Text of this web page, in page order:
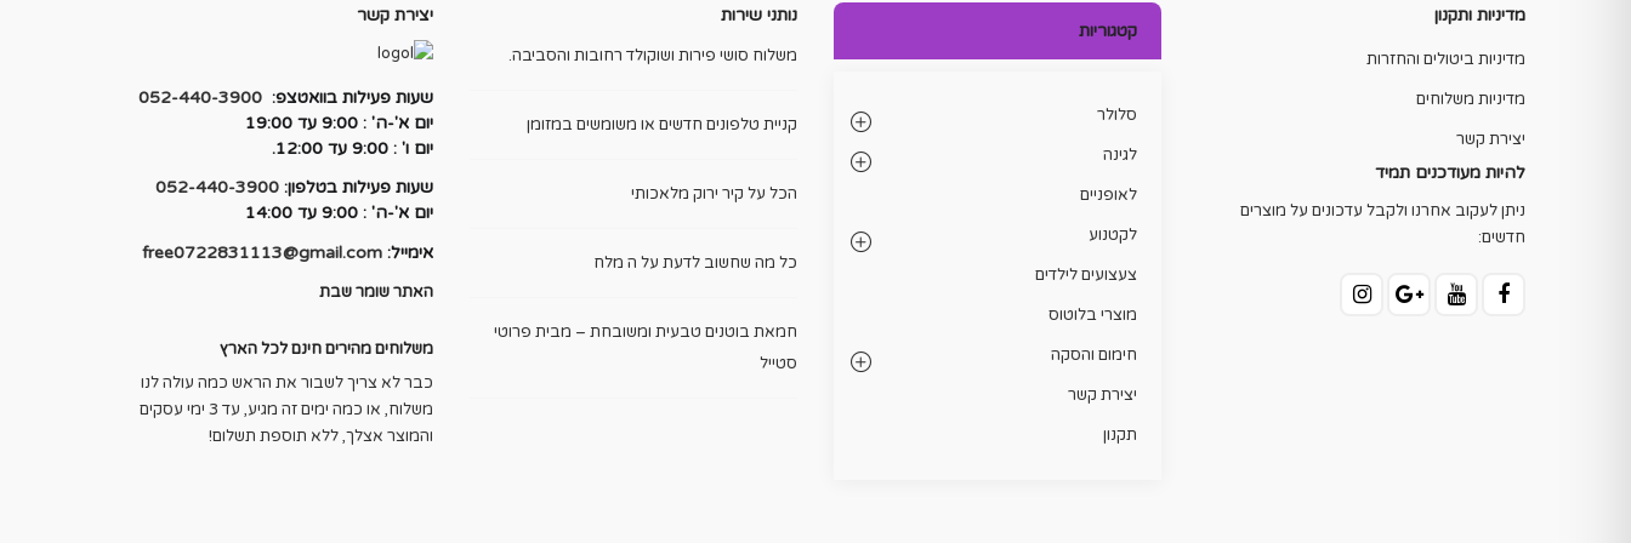
יצירת קשר
שעות פעילות בוואטצפ: 052-440-3900
יום א'-ה' : 9:00 עד 19:00
יום ו' : 9:00 עד 12:00.
שעות פעילות בטלפון: 052-440-3900
יום א'-ה' : 9:00 עד 14:00
אימייל: free0722831113@gmail.com
האתר שומר שבת
משלוחים מהירים חינם לכל הארץ
כבר לא צריך לשבור את הראש כמה עולה לנו
משלוח, או כמה ימים זה מגיע, עד 3 ימי עסקים
והמוצר אצלך, ללא תוספת תשלום!
נותני שירות
משלוח סושי פירות ושוקולד רחובות והסביבה.
קניית טלפונים חדשים או משומשים במזומן
הכל על קיר ירוק מלאכותי
כל מה שחשוב לדעת על ה מלח
חמאת בוטנים טבעית ומשובחת – מבית פרוטי
סטייל
קטגוריות
סלולר
לגינה
לאופניים
לקטנוע
צעצועים לילדים
מוצרי בלוטוס
חימום והסקה
יצירת קשר
תקנון
מדיניות ותקנון
מדיניות ביטולים והחזרות
מדיניות משלוחים
יצירת קשר
להיות מעודכנים תמיד
ניתן לעקוב אחרנו ולקבל עדכונים על מוצרים
חדשים: